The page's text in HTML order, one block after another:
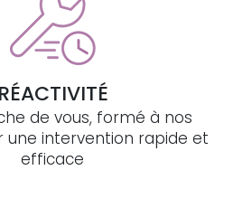
RÉACTIVITÉ
de vous, formé à nos
une intervention rapide et
efficace